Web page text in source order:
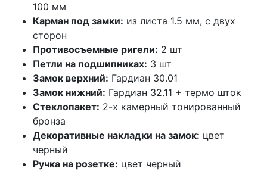
100 мм
Карман под замки: из листа 1.5 мм, с двух
сторон
Противосъемные ригели: 2 шт
Петли на подшипниках: 3 шт
Замок верхний: Гардиан 30.01
Замок нижний: Гардиан 32.11 + термо шток
Стеклопакет: 2-х камерный тонированный
бронза
Декоративные накладки на замок: цвет
черный
Ручка на розетке: цвет черный